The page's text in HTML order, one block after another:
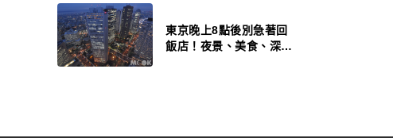
東京晚上8點後別急著回
飯店！夜景、美食、深夜